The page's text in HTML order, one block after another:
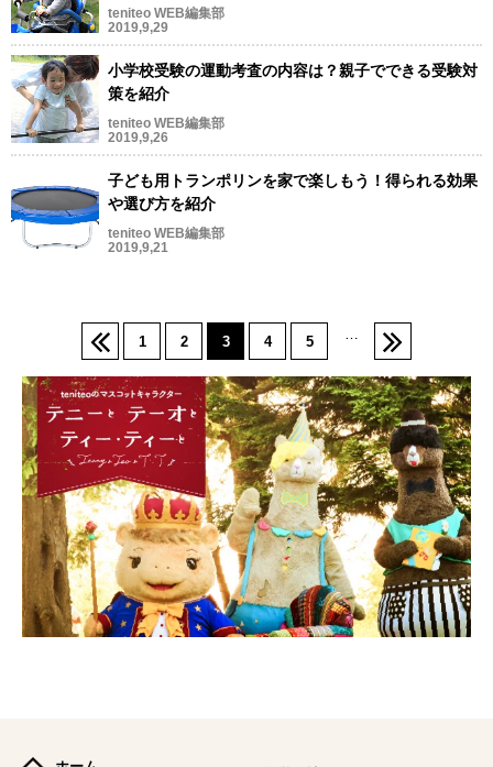
teniteo WEB編集部
2019,9,29
小学校受験の運動考査の内容は？親子でできる受験対
策を紹介
teniteo WEB編集部
2019,9,26
子ども用トランポリンを家で楽しもう！得られる効果
や選び方を紹介
teniteo WEB編集部
2019,9,21
1 2 3 4 5 …